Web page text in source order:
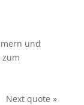
und
Next quote »